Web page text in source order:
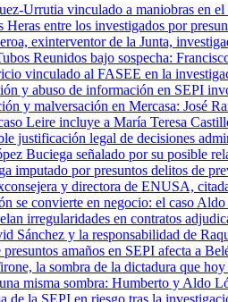
Urrutia vinculado a maniobras en
Heras entre los investigados por
exinterventor de la Junta,
Reunidos bajo sospecha:
vinculado al FASEE en la
y abuso de información en SEPI
y malversación en Mercasa: José
Leire incluye a María Teresa
justificación legal de decisiones
Buciega señalado por su posible
imputado por presuntos delitos de
y directora de ENUSA,
se convierte en negocio: el caso
irregularidades en contratos
Sánchez y la responsabilidad de
amaños en SEPI afecta a
la sombra de la dictadura que
misma sombra: Humberto y Aldo
de la SEPI en riesgo tras la